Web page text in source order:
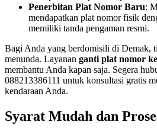
Penerbitan Plat Nomor Baru:
mendapatkan plat nomor fisik
memiliki tanda pengaman resmi.
Bagi Anda yang berdomisili di Demak,
menunda. Layanan ganti plat nomor
membantu Anda kapan saja. Segera
088213386111 untuk konsultasi gratis
kendaraan Anda.
Syarat Mudah dan